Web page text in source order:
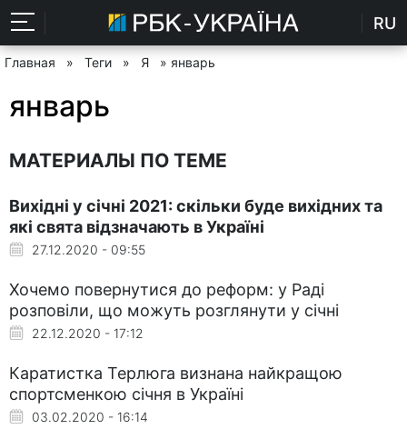
RU
Главная » Теги » Я » январь
январь
МАТЕРИАЛЫ ПО ТЕМЕ
Вихідні у січні 2021: скільки буде вихідних та
які свята відзначають в Україні
27.12.2020 - 09:55
Хочемо повернутися до реформ: у Раді
розповіли, що можуть розглянути у січні
22.12.2020 - 17:12
Каратистка Терлюга визнана найкращою
спортсменкою січня в Україні
03.02.2020 - 16:14